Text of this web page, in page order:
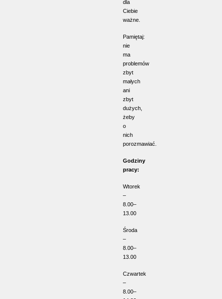
dla
Ciebie
ważne.
Pamiętaj:
nie
ma
problemów
zbyt
małych
ani
zbyt
dużych,
żeby
o
nich
porozmawiać.
Godziny
pracy:
Wtorek
–
8.00–
13.00
Środa
–
8.00–
13.00
Czwartek
–
8.00–